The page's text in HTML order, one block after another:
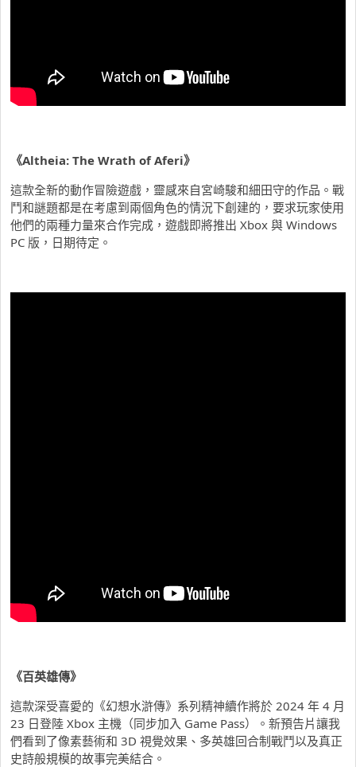
《Altheia: The Wrath of Aferi》
這款全新的動作冒險遊戲，靈感來自宮崎駿和細田守的作品。戰
鬥和謎題都是在考慮到兩個角色的情況下創建的，要求玩家使用
他們的兩種力量來合作完成，遊戲即將推出 Xbox 與 Windows
PC 版，日期待定。
《百英雄傳》
這款深受喜愛的《幻想水滸傳》系列精神續作將於 2024 年 4 月
23 日登陸 Xbox 主機（同步加入 Game Pass）。新預告片讓我
們看到了像素藝術和 3D 視覺效果、多英雄回合制戰鬥以及真正
史詩般規模的故事完美結合。